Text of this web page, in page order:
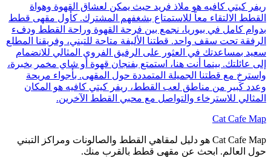
ريفر كيتي كافيه هو ملاذ فريد حيث يمكن لعشاق القهوة وهواة
القطط الالتقاء معاً للاستمتاع بشغفهم المشترك. كأول مقهى قطط
بدوام كامل في بيوريا، نجمع بين فرحة القهوة وراحة القطط ودفء
الرفقة تحت سقف واحد. قطتنا الأليفة متاحة للتبني، وفريقنا المطلع
سعيد بمساعدتك في العثور على الرفيق الفروي المثالي للانضمام
إلى عائلتك. بينما أنت هنا، استمتع بفنجان قهوة أو شاي مخمر بخبرة،
واسترخِ مع قطتنا الجميلة المتمددة حول المقهى. بأجواء مريحة
وعدد كبير من مناطق لعب القطط، ريفر كيتي كافيه هو المكان
المثالي للاسترخاء والتواصل مع محبي القطط الآخرين.
Cat Cafe Map
Cat Cafe Map هو دليل لمقاهي القطط والصالونات ومراكز التبني
حول العالم. ابحث عن مقهى قطط بالقرب منك.